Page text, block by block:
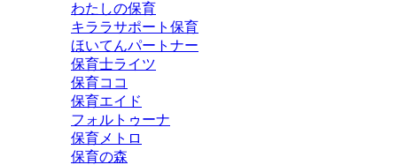
わたしの保育
キララサポート保育
ほいてんパートナー
保育士ライツ
保育ココ
保育エイド
フォルトゥーナ
保育メトロ
保育の森